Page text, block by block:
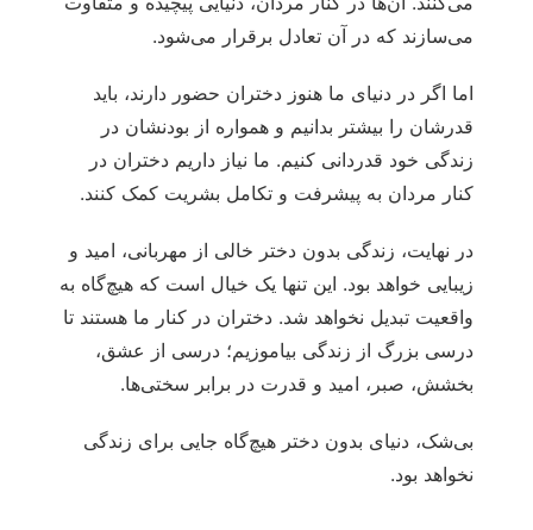
می‌سازند که در آن تعادل برقرار می‌شود.
اما اگر در دنیای ما هنوز دختران حضور دارند، باید
قدرشان را بیشتر بدانیم و همواره از بودنشان در
زندگی‌ خود قدردانی کنیم. ما نیاز داریم دختران در
کنار مردان به پیشرفت و تکامل بشریت کمک کنند.
در نهایت، زندگی بدون دختر خالی از مهربانی، امید و
زیبایی خواهد بود. این تنها یک خیال است که هیچ‌گاه به
واقعیت تبدیل نخواهد شد. دختران در کنار ما هستند تا
درسی بزرگ از زندگی بیاموزیم؛ درسی از عشق،
بخشش، صبر، امید و قدرت در برابر سختی‌ها.
بی‌شک، دنیای بدون دختر هیچ‌گاه جایی برای زندگی
نخواهد بود.